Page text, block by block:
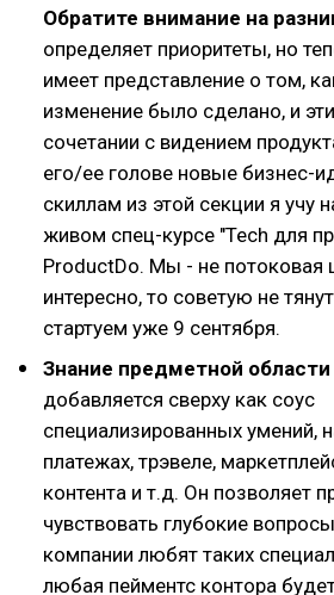
Обратите внимание на
определяет приоритеты, но
имеет представление о том,
изменение было сделано, и
сочетании с видением
его/ее голове новые бизнес-
скиллам из этой секции я учу
живом спец-курсе "Tech для
ProductDo. Мы - не потоковая
интересно, то советую не
стартуем уже 9 сентября.
Знание предметной области
добавляется сверху как соус
специализированных умений,
платежах, трэвеле,
контента и т.д. Он позволяет
чувствовать глубокие
компании любят таких
любая пейментс контора